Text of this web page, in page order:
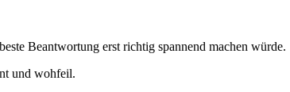
Beantwortung erst richtig spannend machen würde.
und wohfeil.